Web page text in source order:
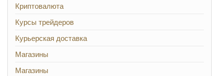
Криптовалюта
Курсы трейдеров
Курьерская доставка
Магазины
Магазины